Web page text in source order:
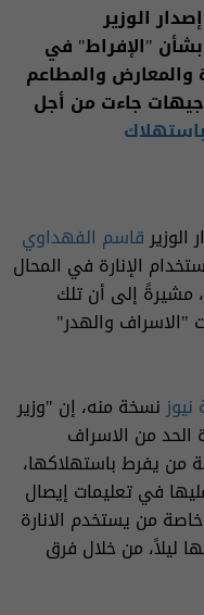
الوزير
"الإفراط" في
والمعارض والمطاعم
جاءت من أجل
باستهلاك
الوزيرقاسم الفهداوي
الإنارة في المحال
مشيرةً إلى أن تلك
"الاسراف والهدر"
نسخة منه، إن "وزير
الحد من الاسراف
من يفرط باستهلاكها،
في تعليمات إيصال
رقم (٢١) لعام ١٩٩٩، وخاصة من يستخدم الانارة
ليلاً، من خلال فرق